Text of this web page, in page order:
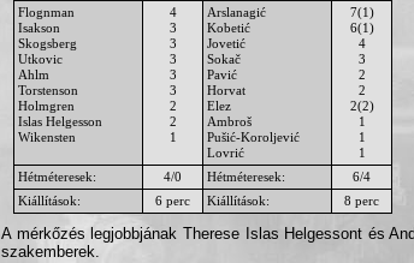
Flognman
Isakson
Skogsberg
Utkovic
Ahlm
Torstenson
Holmgren
Islas Helgesson
Wikensten
4
3
3
3
3
3
2
2
1
Arslanagić
Kobetić
Jovetić
Sokač
Pavić
Horvat
Elez
Ambroš
Pušić-Koroljević
Lovrić
7(1)
6(1)
4
3
2
2
2(2)
1
1
1
Hétméteresek:
4/0 Hétméteresek:
6/4
Kiállítások:
6 perc Kiállítások: 8 perc
A mérkőzés legjobbjának Therese Islas Helgessont és
szakemberek.